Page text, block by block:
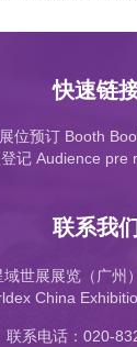
快速链
展位预订 Booth
记 Audience pre
联系我们
域世展展览（广州
China
联系电话：020-